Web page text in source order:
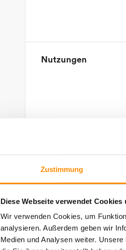
Zustimmung
Diese Webseite verwendet
Wir verwenden Cookies, um
analysieren. Außerdem geben wir
Medien und Analysen weiter.
Nutzungen